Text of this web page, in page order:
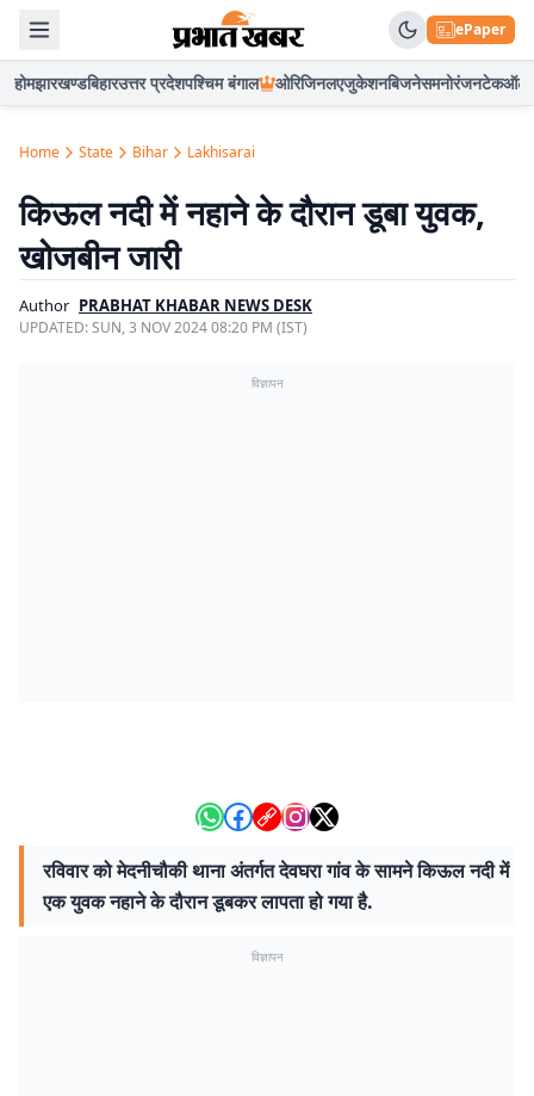
ePaper
होमझारखण्डबिहारउत्तर प्रदेशपश्चिम बंगाल ओरिजिनलएजुकेशनबिजनेसमनोरंजनटेकऑटो
Home State Bihar Lakhisarai
किऊल नदी में नहाने के दौरान डूबा युवक,
खोजबीन जारी
Author PRABHAT KHABAR NEWS DESK
UPDATED:SUN, 3 NOV 2024 08:20 PM (IST)
विज्ञापन
रविवार को मेदनीचौकी थाना अंतर्गत देवघरा गांव के सामने किऊल नदी में
एक युवक नहाने के दौरान डूबकर लापता हो गया है.
विज्ञापन